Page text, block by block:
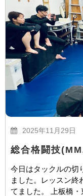
2025年11月29日
総合格闘技
今日はタックルの切
ました。レッスン終
てました。 上板橋